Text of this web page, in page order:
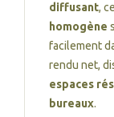
diffusant,
homogène
facilement
rendu net,
espaces
bureaux.